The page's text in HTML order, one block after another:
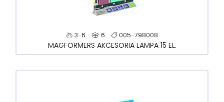
3-6 6 005-798008
MAGFORMERS AKCESORIA LAMPA 15 EL.